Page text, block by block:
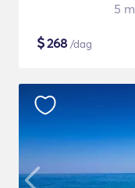
5 m
$268 /dag